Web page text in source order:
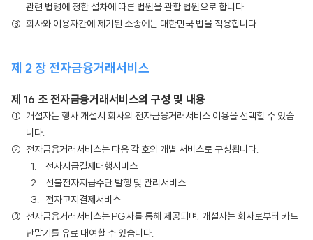
관련 법령에 정한 절차에 따른 법원을 관할 법원으로 합니다.
회사와 이용자간에 제기된 소송에는 대한민국 법을 적용합니다.
제 2 장 전자금융거래서비스
제 16 조 전자금융거래서비스의 구성 및 내용
개설자는 행사 개설시 회사의 전자금융거래서비스 이용을 선택할 수 있습
니다.
전자금융거래서비스는 다음 각 호의 개별 서비스로 구성됩니다.
전자지급결제대행서비스
선불전자지급수단 발행 및 관리서비스
전자고지결제서비스
전자금융거래서비스는 PG사를 통해 제공되며, 개설자는 회사로부터 카드
단말기를 유료 대여할 수 있습니다.